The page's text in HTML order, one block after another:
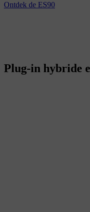
Ontdek de ES90
Plug-in hybride